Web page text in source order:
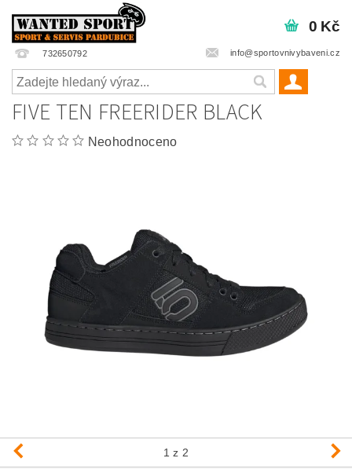
732650792 info@sportovnivybaveni.cz
0 Kč
FIVE TEN FREERIDER BLACK
Neohodnoceno
1 z 2